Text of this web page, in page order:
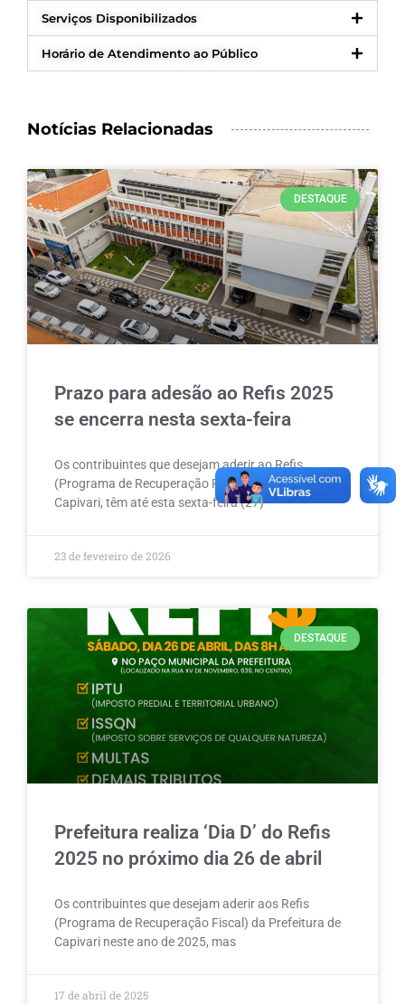
Serviços Disponibilizados
Horário de Atendimento ao Público
Notícias Relacionadas
DESTAQUE
Prazo para adesão ao Refis 2025
se encerra nesta sexta-feira
Os contribuintes que desejam aderir ao Refis
(Programa de Recuperação Fiscal) da Prefeitura de
Capivari, têm até esta sexta-feira (27)
23 de fevereiro de 2026
DESTAQUE
Prefeitura realiza ‘Dia D’ do Refis
2025 no próximo dia 26 de abril
Os contribuintes que desejam aderir aos Refis
(Programa de Recuperação Fiscal) da Prefeitura de
Capivari neste ano de 2025, mas
17 de abril de 2025